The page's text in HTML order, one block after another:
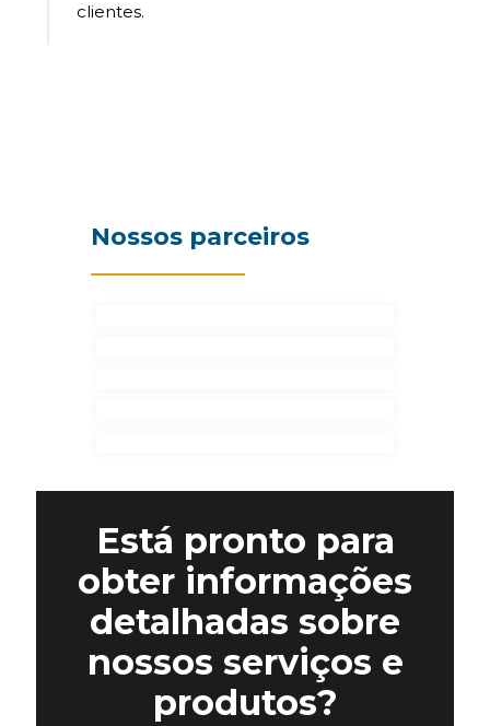
clientes.
Nossos parceiros
Está pronto para
obter informações
detalhadas sobre
nossos serviços e
produtos?